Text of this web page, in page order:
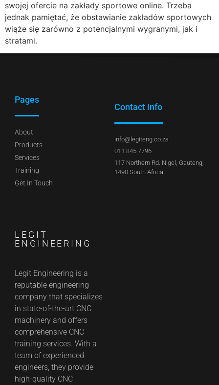
swojej ofercie na zakłady sportowe online. Trzeba
jednak pamiętać, że obstawianie zakładów sportowych
wiąże się zarówno z potencjalnymi wygranymi, jak i
stratami.
Pages
About
Products
Services
Training
Get In Touch
Contact Info
info@legiteng.co.za
011 845 7796
117 Northern Rd. Nigel, Gauteng,
1490 South Africa
LEGIT
ENGINEERING
Legit Engineering is a
reputable engineering
company that specializes
in state-of-the-art CNC
machinery and offers
comprehensive CNC
training services. With a
team of experienced
engineers, they provide
high-quality CNC